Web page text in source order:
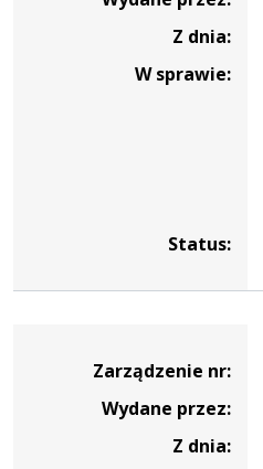
Z dnia:
W sprawie:
Status:
Zarządzenie nr:
Wydane przez:
Z dnia: